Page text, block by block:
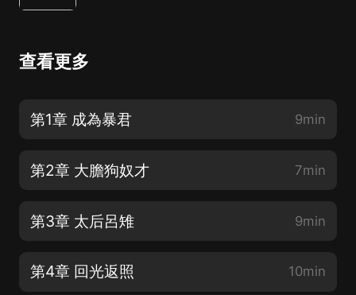
查看更多
第1章 成為暴君 9min
第2章 大膽狗奴才 7min
第3章 太后呂雉 9min
第4章 回光返照 10min